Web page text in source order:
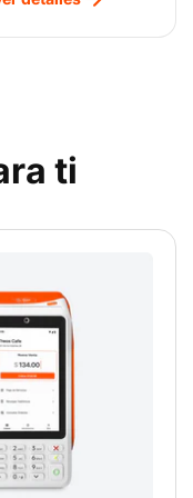
ti